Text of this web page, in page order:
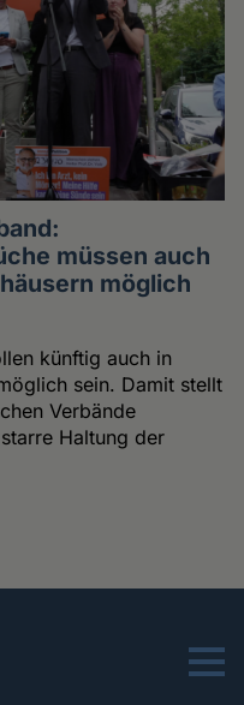
müssen auch
möglich
künftig auch in
sein. Damit stellt
Verbände
Haltung der
Menu